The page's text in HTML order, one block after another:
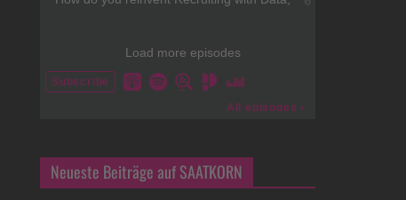
Neueste Beiträge auf SAATKORN